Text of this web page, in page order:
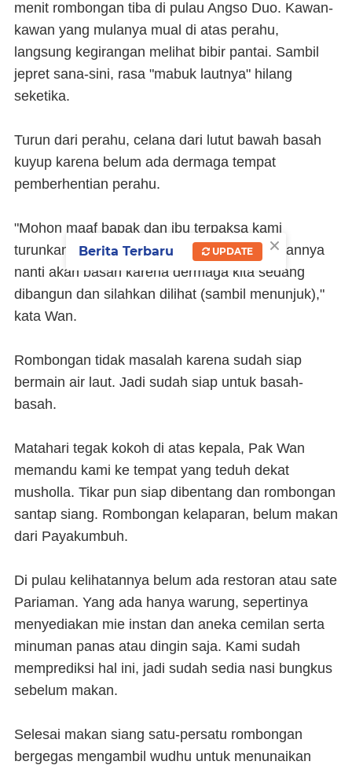
menit rombongan tiba di pulau Angso Duo. Kawan-
kawan yang mulanya mual di atas perahu,
langsung kegirangan melihat bibir pantai. Sambil
jepret sana-sini, rasa "mabuk lautnya" hilang
seketika.
Turun dari perahu, celana dari lutut bawah basah
kuyup karena belum ada dermaga tempat
pemberhentian perahu.
"Mohon maaf bapak dan ibu terpaksa kami
turunkan di bibir pantai. Alas kaki dan pakaiannya
nanti akan basah karena dermaga kita sedang
dibangun dan silahkan dilihat (sambil menunjuk),"
kata Wan.
Rombongan tidak masalah karena sudah siap
bermain air laut. Jadi sudah siap untuk basah-
basah.
Matahari tegak kokoh di atas kepala, Pak Wan
memandu kami ke tempat yang teduh dekat
musholla. Tikar pun siap dibentang dan rombongan
santap siang. Rombongan kelaparan, belum makan
dari Payakumbuh.
Di pulau kelihatannya belum ada restoran atau sate
Pariaman. Yang ada hanya warung, sepertinya
menyediakan mie instan dan aneka cemilan serta
minuman panas atau dingin saja. Kami sudah
memprediksi hal ini, jadi sudah sedia nasi bungkus
sebelum makan.
Selesai makan siang satu-persatu rombongan
bergegas mengambil wudhu untuk menunaikan
×
Berita Terbaru UPDATE